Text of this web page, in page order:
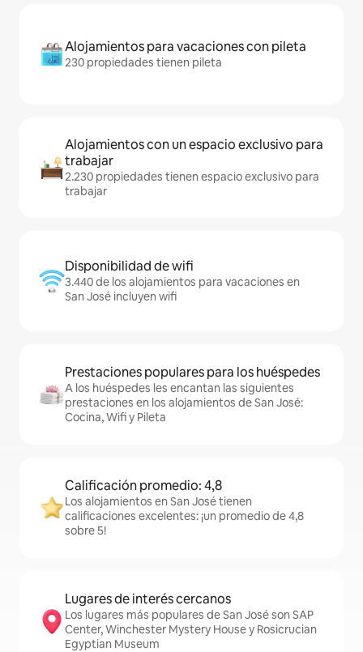
Alojamientos para vacaciones con pileta
230 propiedades tienen pileta
Alojamientos con un espacio exclusivo para
trabajar
2.230 propiedades tienen espacio exclusivo para
trabajar
Disponibilidad de wifi
3.440 de los alojamientos para vacaciones en
San José incluyen wifi
Prestaciones populares para los huéspedes
A los huéspedes les encantan las siguientes
prestaciones en los alojamientos de San José:
Cocina, Wifi y Pileta
Calificación promedio: 4,8
Los alojamientos en San José tienen
calificaciones excelentes: ¡un promedio de 4,8
sobre 5!
Lugares de interés cercanos
Los lugares más populares de San José son SAP
Center, Winchester Mystery House y Rosicrucian
Egyptian Museum